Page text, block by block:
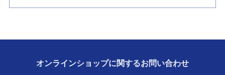
オンラインショップに関するお問い合わせ